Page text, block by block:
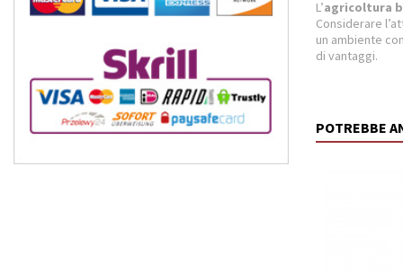
L’agricoltura
Considerare
un ambiente
di vantaggi.
POTREBBE